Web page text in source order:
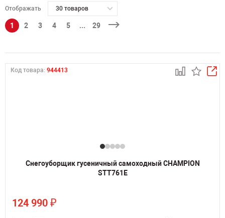
Отображать 30 товаров
1 2 3 4 5 ... 29
Код товара: 944413
Снегоуборщик гусеничный самоходный CHAMPION
STT761E
124 990 ₽